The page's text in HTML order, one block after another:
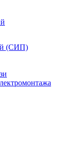
(СИП)